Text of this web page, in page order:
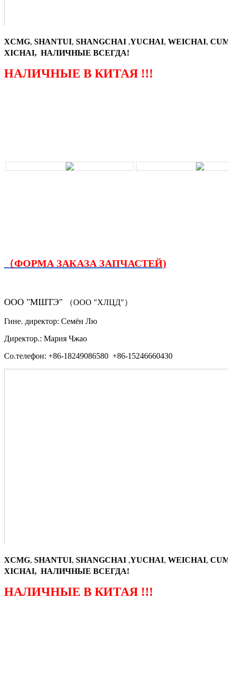
XCMG, SHANTUI, SHANGCHAI ,YUCHAI, WEICHAI,
XICHAI, НАЛИЧНЫЕ ВСЕГДА!
НАЛИЧНЫЕ В КИТАЯ !!!
（ФОРМА ЗАКАЗА ЗАПЧАСТЕЙ)
ООО "МШТЭ" （ООО "ХЛЦД"）
Гине. директор: Семён Лю
Директор.: Мария Чжао
Со.телефон: +86-18249086580 +86-15246660430
XCMG, SHANTUI, SHANGCHAI ,YUCHAI, WEICHAI,
XICHAI, НАЛИЧНЫЕ ВСЕГДА!
НАЛИЧНЫЕ В КИТАЯ !!!